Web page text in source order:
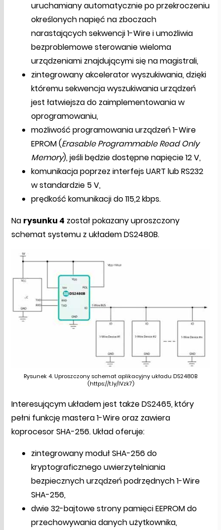
uruchamiany automatycznie po przekroczeniu
określonych napięć na zboczach
narastających sekwencji 1-Wire i umożliwia
bezproblemowe sterowanie wieloma
urządzeniami znajdującymi się na magistrali,
zintegrowany akcelerator wyszukiwania, dzięki
któremu sekwencja wyszukiwania urządzeń
jest łatwiejsza do zaimplementowania w
oprogramowaniu,
możliwość programowania urządzeń 1-Wire
EPROM (Erasable Programmable Read Only
Memory), jeśli będzie dostępne napięcie 12 V,
komunikacja poprzez interfejs UART lub RS232
w standardzie 5 V,
prędkość komunikacji do 115,2 kbps.
Na rysunku 4 został pokazany uproszczony
schemat systemu z układem DS2480B.
Rysunek 4. Uproszczony schemat aplikacyjny układu DS2480B
(https://t.ly/IVzk7)
Interesującym układem jest także DS2465, który
pełni funkcję mastera 1-Wire oraz zawiera
koprocesor SHA-256. Układ oferuje:
zintegrowany moduł SHA-256 do
kryptograficznego uwierzytelniania
bezpiecznych urządzeń podrzędnych 1-Wire
SHA-256,
dwie 32-bajtowe strony pamięci EEPROM do
przechowywania danych użytkownika,